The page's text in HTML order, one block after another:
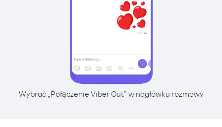
Wybrać „Połączenie Viber Out” w nagłówku rozmowy